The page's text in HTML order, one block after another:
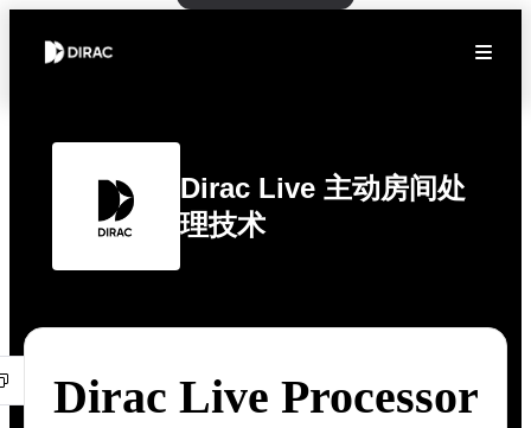
Dirac Live 主动房间处
理技术
Dirac Live Processor